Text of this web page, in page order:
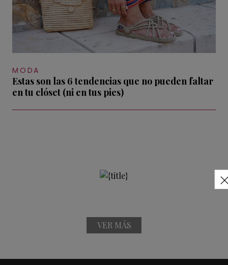
MODA
Estas son las 6 tendencias que no pueden faltar
en tu clóset (ni en tus pies)
VER MÁS